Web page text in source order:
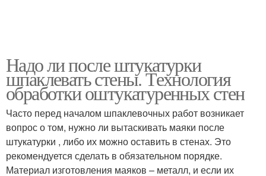
Надо ли после штукатурки
шпаклевать стены. Технология
обработки оштукатуренных стен
Часто перед началом шпаклевочных работ возникает
вопрос о том, нужно ли вытаскивать маяки после
штукатурки , либо их можно оставить в стенах. Это
рекомендуется сделать в обязательном порядке.
Материал изготовления маяков – металл, и если их